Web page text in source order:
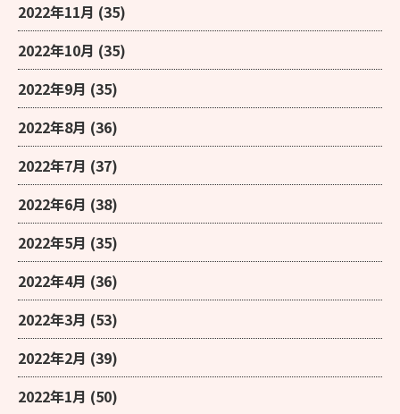
2022年11月 (35)
2022年10月 (35)
2022年9月 (35)
2022年8月 (36)
2022年7月 (37)
2022年6月 (38)
2022年5月 (35)
2022年4月 (36)
2022年3月 (53)
2022年2月 (39)
2022年1月 (50)